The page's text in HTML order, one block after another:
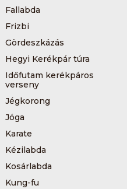
Fallabda
Frizbi
Gördeszkázás
Hegyi Kerékpár túra
Időfutam kerékpáros
verseny
Jégkorong
Jóga
Karate
Kézilabda
Kosárlabda
Kung-fu